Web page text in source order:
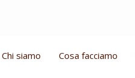
Chi siamo Cosa facciamo